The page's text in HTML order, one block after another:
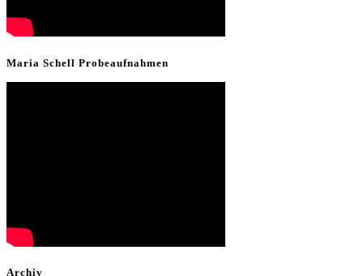
Maria Schell Probeaufnahmen
Archiv